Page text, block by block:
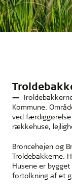
Kommune.
ved
rækkehuse,
Broncehøjen og
Troldebakkerne.
Husene er
fortolkning af et